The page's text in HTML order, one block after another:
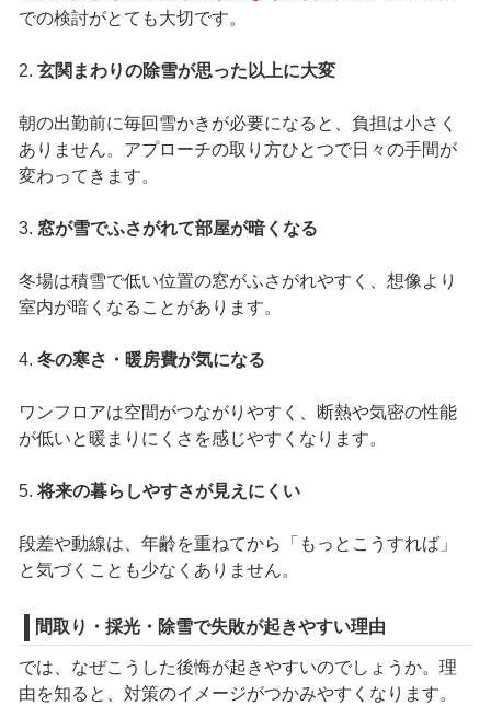
での検討がとても大切です。
2. 玄関まわりの除雪が思った以上に大変
朝の出勤前に毎回雪かきが必要になると、負担は小さく
ありません。アプローチの取り方ひとつで日々の手間が
変わってきます。
3. 窓が雪でふさがれて部屋が暗くなる
冬場は積雪で低い位置の窓がふさがれやすく、想像より
室内が暗くなることがあります。
4. 冬の寒さ・暖房費が気になる
ワンフロアは空間がつながりやすく、断熱や気密の性能
が低いと暖まりにくさを感じやすくなります。
5.将来の暮らしやすさが見えにくい
段差や動線は、年齢を重ねてから「もっとこうすれば」
と気づくことも少なくありません。
間取り・採光・除雪で失敗が起きやすい理由
では、なぜこうした後悔が起きやすいのでしょうか。理
由を知ると、対策のイメージがつかみやすくなります。